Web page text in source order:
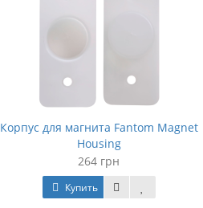
Корпус для магнита Fantom Magnet
Housing
264 грн
Купить